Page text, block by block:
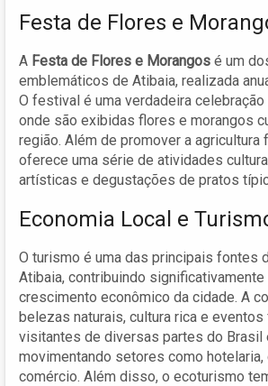
Festa de Flores e
A Festa de Flores e Morangos é um
emblemáticos de Atibaia, realizada
O festival é uma verdadeira
onde são exibidas flores e morangos
região. Além de promover a agricultura
oferece uma série de atividades
artísticas e degustações de pratos
Economia Local e
O turismo é uma das principais fontes
Atibaia, contribuindo significativamente
crescimento econômico da cidade. A
belezas naturais, cultura rica e
visitantes de diversas partes do Brasil
movimentando setores como hotelaria,
comércio. Além disso, o ecoturismo